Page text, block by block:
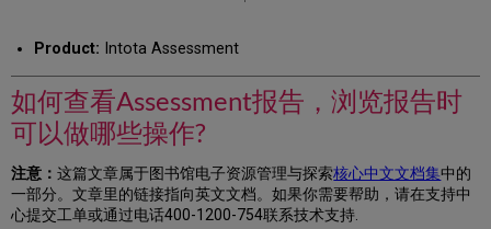
告，
浏
览
报
告
可
以
做
Product: Intota Assessment
如何查看Assessment报告，浏览报告时
可以做哪些操作?
注意：这篇文章属于图书馆电子资源管理与探索核心中文文档集中的
一部分。文章里的链接指向英文文档。如果你需要帮助，请在支持中
心提交工单或通过电话400-1200-754联系技术支持.